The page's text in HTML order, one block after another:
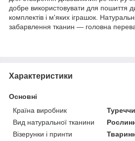
добре використовувати для пошиття
комплектів і м'яких іграшок.
забарвлення тканин — головна
Характеристики
Основні
Країна виробник
Вид натуральної тканини
Візерунки і принти